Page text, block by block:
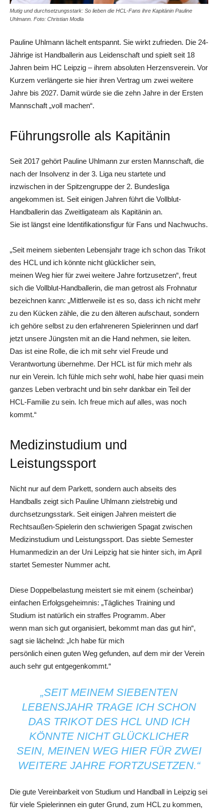
Mutig und durchsetzungsstark: So lieben die HCL-Fans ihre Kapitänin Pauline
Uhlmann. Foto: Christian Modla
Pauline Uhlmann lächelt entspannt. Sie wirkt zufrieden. Die 24-
Jährige ist Handballerin aus Leidenschaft und spielt seit 18
Jahren beim HC Leipzig – ihrem absoluten Herzensverein. Vor
Kurzem verlängerte sie hier ihren Vertrag um zwei weitere
Jahre bis 2027. Damit würde sie die zehn Jahre in der Ersten
Mannschaft „voll machen“.
Führungsrolle als Kapitänin
Seit 2017 gehört Pauline Uhlmann zur ersten Mannschaft, die
nach der Insolvenz in der 3. Liga neu startete und
inzwischen in der Spitzengruppe der 2. Bundesliga
angekommen ist. Seit einigen Jahren führt die Vollblut-
Handballerin das Zweitligateam als Kapitänin an.
Sie ist längst eine Identifikationsfigur für Fans und Nachwuchs.
„Seit meinem siebenten Lebensjahr trage ich schon das Trikot
des HCL und ich könnte nicht glücklicher sein,
meinen Weg hier für zwei weitere Jahre fortzusetzen“, freut
sich die Vollblut-Handballerin, die man getrost als Frohnatur
bezeichnen kann: „Mittlerweile ist es so, dass ich nicht mehr
zu den Kücken zähle, die zu den älteren aufschaut, sondern
ich gehöre selbst zu den erfahreneren Spielerinnen und darf
jetzt unsere Jüngsten mit an die Hand nehmen, sie leiten.
Das ist eine Rolle, die ich mit sehr viel Freude und
Verantwortung übernehme. Der HCL ist für mich mehr als
nur ein Verein. Ich fühle mich sehr wohl, habe hier quasi mein
ganzes Leben verbracht und bin sehr dankbar ein Teil der
HCL-Familie zu sein. Ich freue mich auf alles, was noch
kommt.“
Medizinstudium und
Leistungssport
Nicht nur auf dem Parkett, sondern auch abseits des
Handballs zeigt sich Pauline Uhlmann zielstrebig und
durchsetzungsstark. Seit einigen Jahren meistert die
Rechtsaußen-Spielerin den schwierigen Spagat zwischen
Medizinstudium und Leistungssport. Das siebte Semester
Humanmedizin an der Uni Leipzig hat sie hinter sich, im April
startet Semester Nummer acht.
Diese Doppelbelastung meistert sie mit einem (scheinbar)
einfachen Erfolgsgeheimnis: „Tägliches Training und
Studium ist natürlich ein straffes Programm. Aber
wenn man sich gut organisiert, bekommt man das gut hin“,
sagt sie lächelnd: „Ich habe für mich
persönlich einen guten Weg gefunden, auf dem mir der Verein
auch sehr gut entgegenkommt.“
„SEIT MEINEM SIEBENTEN
LEBENSJAHR TRAGE ICH SCHON
DAS TRIKOT DES HCL UND ICH
KÖNNTE NICHT GLÜCKLICHER
SEIN, MEINEN WEG HIER FÜR ZWEI
WEITERE JAHRE FORTZUSETZEN.“
Die gute Vereinbarkeit von Studium und Handball in Leipzig sei
für viele Spielerinnen ein guter Grund, zum HCL zu kommen,